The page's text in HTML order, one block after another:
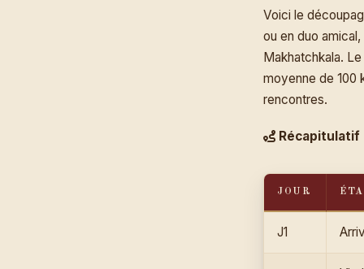
Voici le
ou en duo
Makhatchkala.
moyenne de 100
rencontres.
Récapitulatif
JOUR
J1